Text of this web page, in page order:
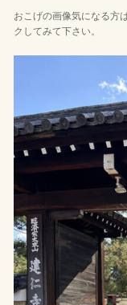
おこげの画像気になる方
クしてみて下さい。